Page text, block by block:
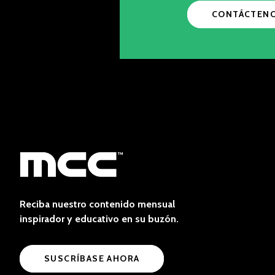
Reciba nuestro contenido mensual
inspirador y educativo en su buzón.
SUSCRÍBASE AHORA